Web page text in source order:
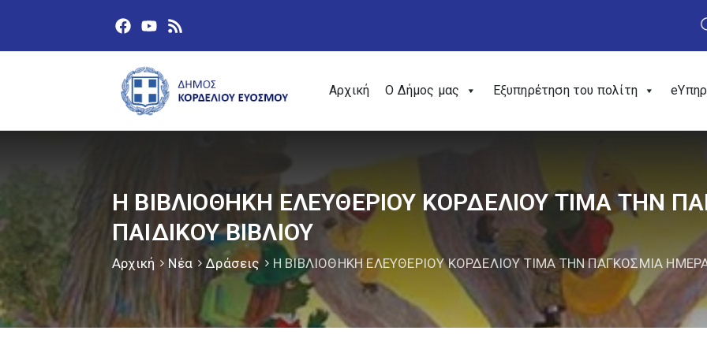
Αρχική Ο Δήμος μας Εξυπηρέτηση του πολίτη
Η ΒΙΒΛΙΟΘΗΚΗ ΕΛΕΥΘΕΡΙΟΥ ΚΟΡΔΕΛΙΟΥ ΤΙΜΑ ΤΗΝ
ΠΑΙΔΙΚΟΥ ΒΙΒΛΙΟΥ
Αρχική Νέα Δράσεις Η ΒΙΒΛΙΟΘΗΚΗ ΕΛΕΥΘΕΡΙΟΥ ΚΟΡΔΕΛΙΟΥ ΤΙΜΑ ΤΗΝ ΠΑΓΚΟΣΜΙΑ